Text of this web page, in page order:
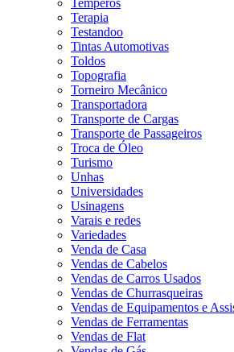
Temperos
Terapia
Testandoo
Tintas Automotivas
Toldos
Topografia
Torneiro Mecânico
Transportadora
Transporte de Cargas
Transporte de Passageiros
Troca de Óleo
Turismo
Unhas
Universidades
Usinagens
Varais e redes
Variedades
Venda de Casa
Vendas de Cabelos
Vendas de Carros Usados
Vendas de Churrasqueiras
Vendas de Equipamentos e
Vendas de Ferramentas
Vendas de Flat